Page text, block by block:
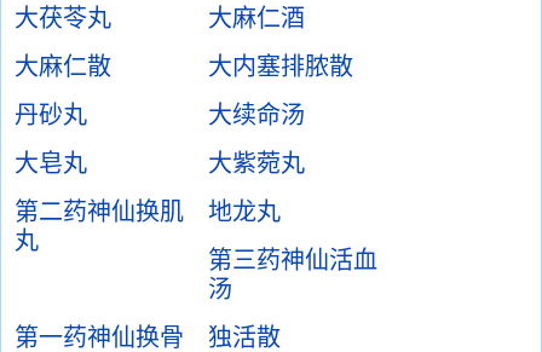
大茯苓丸
大麻仁酒
大麻仁散
大内塞排脓散
丹砂丸
大续命汤
大皂丸
大紫菀丸
第二药神仙换肌
丸
地龙丸
第三药神仙活血
汤
第一药神仙换骨
独活散